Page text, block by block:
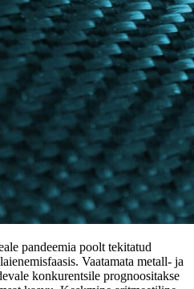
pandeemia poolt tekitatud
Vaatamata metall- ja
konkurentsile prognoositakse